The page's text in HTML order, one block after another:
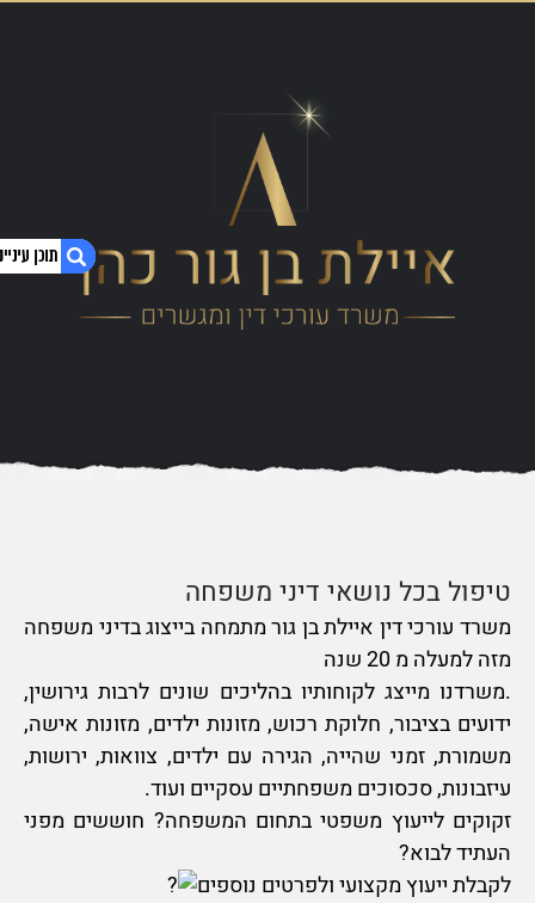
טיפול בכל נושאי דיני משפחה
משרד עורכי דין איילת בן גור מתמחה בייצוג בדיני משפחה
מזה למעלה מ 20 שנה
.משרדנו מייצג לקוחותיו בהליכים שונים לרבות גירושין,
ידועים בציבור, חלוקת רכוש, מזונות ילדים, מזונות אישה,
משמורת, זמני שהייה, הגירה עם ילדים, צוואות, ירושות,
עיזבונות, סכסוכים משפחתיים עסקיים ועוד.
זקוקים לייעוץ משפטי בתחום המשפחה? חוששים מפני
העתיד לבוא?
לקבלת ייעוץ מקצועי ולפרטים נוספים